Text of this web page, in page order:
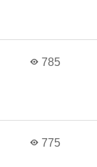
785
775